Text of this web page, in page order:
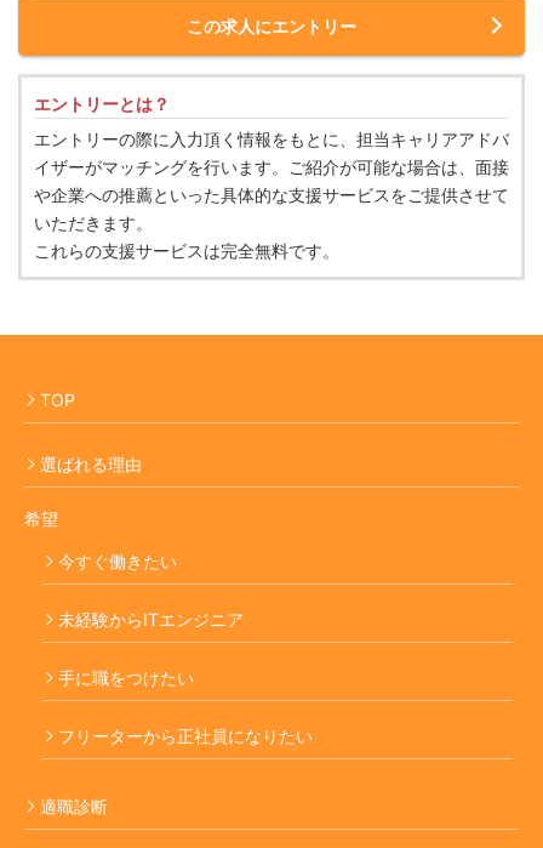
この求人にエントリー
エントリーとは？
エントリーの際に入力頂く情報をもとに、担当キャリアアドバ
イザーがマッチングを行います。ご紹介が可能な場合は、面接
や企業への推薦といった具体的な支援サービスをご提供させて
いただきます。
これらの支援サービスは完全無料です。
TOP
選ばれる理由
希望
今すぐ働きたい
未経験からITエンジニア
手に職をつけたい
フリーターから正社員になりたい
適職診断